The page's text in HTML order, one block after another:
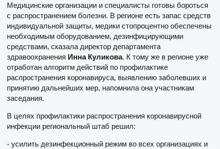
Медицинские организации и специалисты готовы бороться
с распространением болезни. В регионе есть запас средств
индивидуальной защиты, медики стопроцентно обеспечены
необходимым оборудованием, дезинфицирующими
средствами, сказала директор департамента
здравоохранения Инна Куликова. К тому же в регионе уже
отработан алгоритм действий по профилактике
распространения коронавируса, выявлению заболевших и
принятию дальнейших мер, напомнила она участникам
заседания.
В целях профилактики распространения коронавирусной
инфекции региональный штаб решил:
- усилить дезинфекционный режим во всех организациях и